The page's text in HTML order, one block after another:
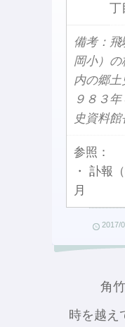
丁
備考：
岡小）
内の郷土
９８３
史資料館
参照：
・ 訃報
月
2017/
角
時を越え